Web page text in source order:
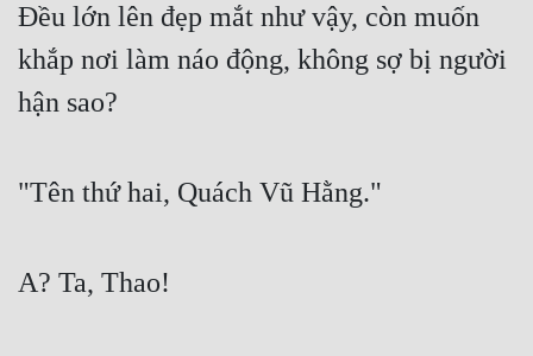
Đều lớn lên đẹp mắt như vậy, còn muốn
khắp nơi làm náo động, không sợ bị người
hận sao?
"Tên thứ hai, Quách Vũ Hằng."
A? Ta, Thao!